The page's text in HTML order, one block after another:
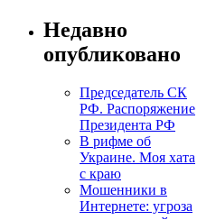
Недавно
опубликовано
Председатель СК
РФ. Распоряжение
Президента РФ
В рифме об
Украине. Моя хата
с краю
Мошенники в
Интернете: угроза